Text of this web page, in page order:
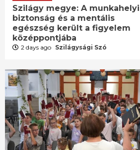
Szilágy megye: A munkahelyi
biztonság és a mentális
egészség került a figyelem
középpontjába
2 days ago Szilágysági Szó